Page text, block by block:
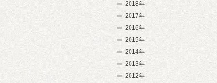
2018年
2017年
2016年
2015年
2014年
2013年
2012年